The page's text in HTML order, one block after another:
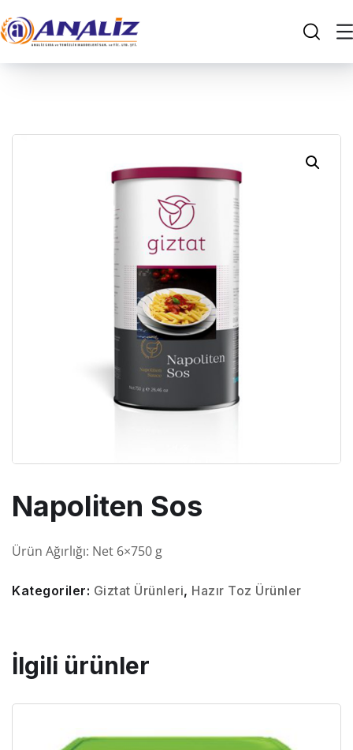
Napoliten Sos
Ürün Ağırlığı: Net 6×750 g
Kategoriler: Giztat Ürünleri, Hazır Toz Ürünler
İlgili ürünler